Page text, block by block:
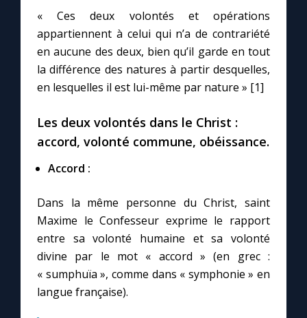
Marie qui défait les nœuds
Me consacrer à Jésus par Marie
Une Minute avec Marie
À la une
1000 Raisons de Croire
Chapelet pour le monde
« Ces deux volontés et opérations
appartiennent à celui qui n’a de contrariété
en aucune des deux, bien qu’il garde en tout
la différence des natures à partir desquelles,
en lesquelles il est lui-même par nature » [1]
Les deux volontés dans le Christ :
accord, volonté commune, obéissance.
Accord :
Dans la même personne du Christ, saint
Maxime le Confesseur exprime le rapport
entre sa volonté humaine et sa volonté
divine par le mot « accord » (en grec :
« sumphuïa », comme dans « symphonie » en
langue française).